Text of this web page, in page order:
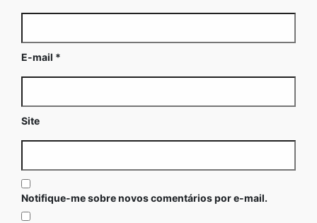
E-mail *
Site
Notifique-me sobre novos comentários por e-mail.